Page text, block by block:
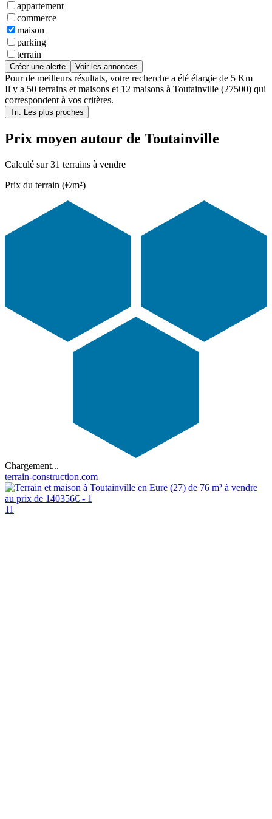
appartement
commerce
maison
parking
terrain
Créer une alerte Voir les annonces
Pour de meilleurs résultats, votre recherche a été élargie de 5 Km
Il y a 50 terrains et maisons et 12 maisons à Toutainville (27500) qui
correspondent à vos critères.
Tri: Les plus proches
Prix moyen autour de Toutainville
Calculé sur 31 terrains à vendre
Prix du terrain (€/m²)
Chargement...
terrain-construction.com
11